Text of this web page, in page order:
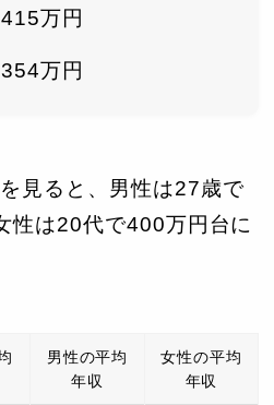
万円
万円
見ると、男性は27歳で
性は20代で400万円台に
男性の平均
年収
女性の平均
年収